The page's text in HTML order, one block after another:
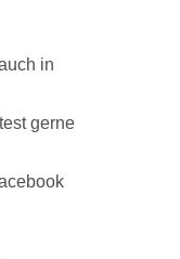
in
gerne